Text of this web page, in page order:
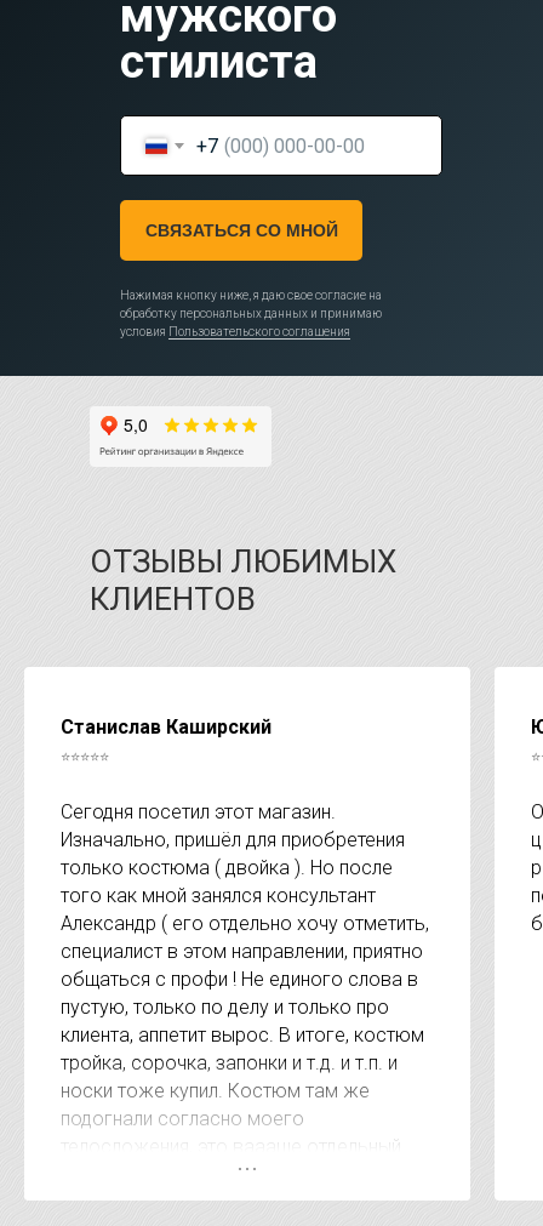
мужского
стилиста
+7
СВЯЗАТЬСЯ СО МНОЙ
Нажимая кнопку ниже, я даю свое согласие на
обработку персональных данных и принимаю
условия Пользовательского соглашения
ОТЗЫВЫ ЛЮБИМЫХ
КЛИЕНТОВ
Станислав Каширский
⭐⭐⭐⭐⭐
Сегодня посетил этот магазин.
Изначально, пришёл для приобретения
только костюма ( двойка ). Но после
того как мной занялся консультант
Александр ( его отдельно хочу отметить,
специалист в этом направлении, приятно
общаться с профи ! Не единого слова в
пустую, только по делу и только про
клиента, аппетит вырос. В итоге, костюм
тройка, сорочка, запонки и т.д. и т.п. и
носки тоже купил. Костюм там же
подогнали согласно моего
телосложения, это ваааще отдельный
респект. А когда сказали сумму за
покупку был приятно удивлён, очень